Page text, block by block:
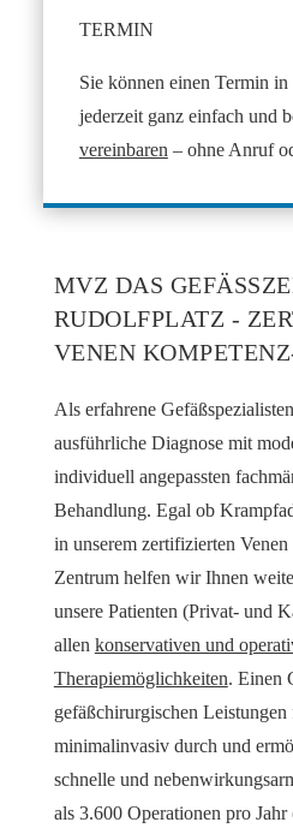
TERMIN
Sie können einen Termin in
jederzeit ganz einfach und
vereinbaren – ohne Anruf
MVZ DAS
UDOLFPLATZ -
ENEN KOMPETENZ-
Als erfahrene
ausführliche Diagnose mit
individuell angepassten
Behandlung. Egal ob
in unserem zertifizierten
Zentrumhelfen wir Ihnen
unsere Patienten (Privat- und
allen konservativen und
Therapiemöglichkeiten. Einen
gefäßchirurgischen
minimalinvasiv durch und
schnelle und
als 3.600 Operationen pro